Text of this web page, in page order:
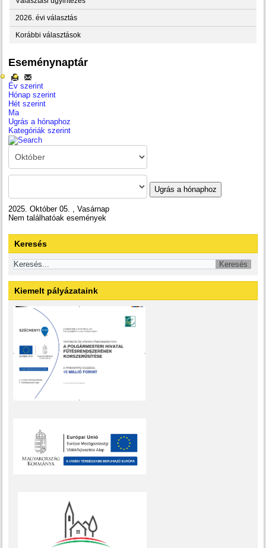
2026. évi választás
Korábbi választások
Eseménynaptár
Év szerint
Hónap szerint
Hét szerint
Ma
Ugrás a hónaphoz
Kategóriák szerint
Ugrás a hónaphoz
2025. Október 05. , Vasárnap
Nem találhatóak események
Keresés
Kiemelt pályázataink